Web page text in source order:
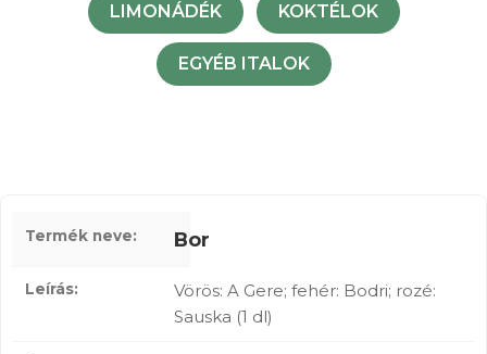
LIMONÁDÉK KOKTÉLOK
EGYÉB ITALOK
Bor
Vörös: A Gere; fehér: Bodri; rozé:
Sauska (1 dl)